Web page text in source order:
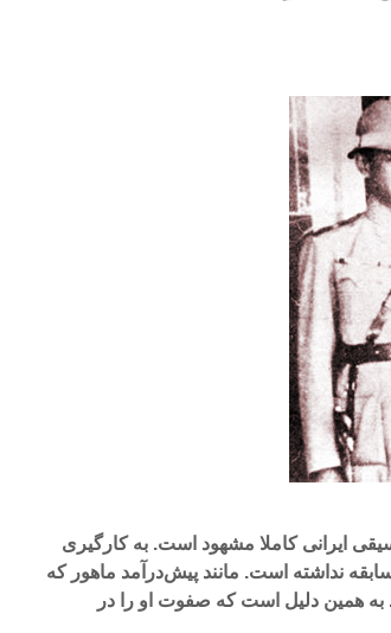
ایرانی کاملا مشهود است. به‌ کارگیری
نداشته است. مانند پیش‌درآمد ماهور که
به همین دلیل است‌ که صفوت او را در